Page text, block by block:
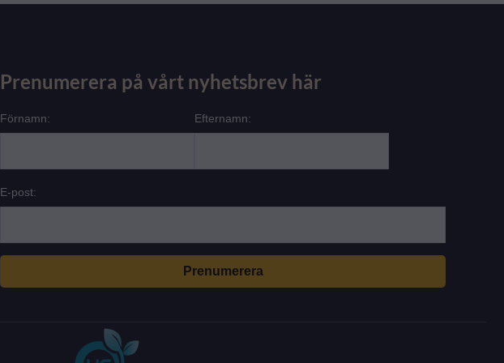
Prenumerera på vårt nyhetsbrev här
Förnamn: Efternamn:
E-post: